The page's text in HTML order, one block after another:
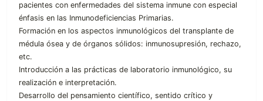
pacientes con enfermedades del sistema inmune con especial
énfasis en las Inmunodeficiencias Primarias.
Formación en los aspectos inmunológicos del transplante de
médula ósea y de órganos sólidos: inmunosupresión, rechazo,
etc.
Introducción a las prácticas de laboratorio inmunológico, su
realización e interpretación.
Desarrollo del pensamiento científico, sentido crítico y